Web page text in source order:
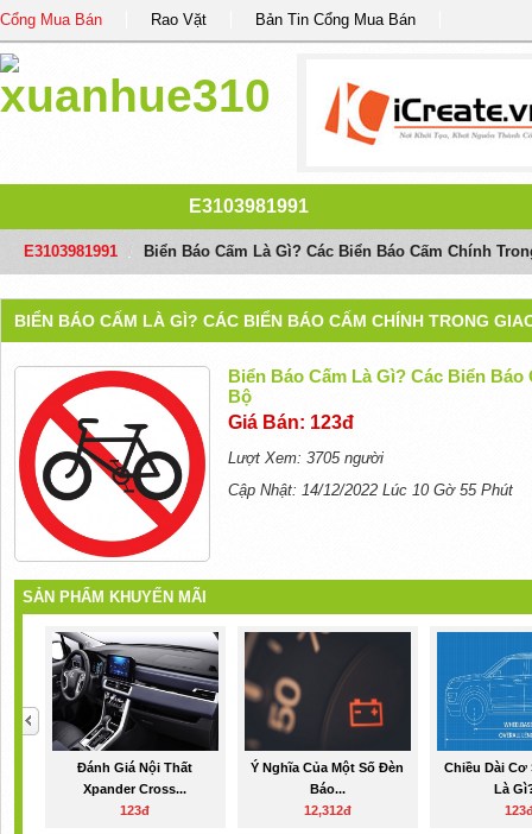
Cổng Mua Bán Rao Vặt Bản Tin Cổng Mua Bán
E3103981991
E3103981991 Biển Báo Cấm Là Gì? Các Biển Báo Cấm Chính
BIỂN BÁO CẤM LÀ GÌ? CÁC BIỂN BÁO CẤM CHÍNH TRONG
Biển Báo Cấm Là Gì? Các Biển
Bộ
Giá Bán: 123đ
Lượt Xem: 3705 người
Cập Nhật: 14/12/2022 Lúc 10 Gờ 55 Phút
SẢN PHẨM KHUYẾN MÃI
Đánh Giá Nội Thất
Xpander Cross...
123đ
Ý Nghĩa Của Một Số Đèn
Báo...
12,312đ
Chiều Dài Cơ
Là